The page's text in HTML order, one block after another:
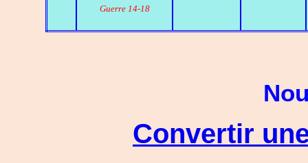
Guerre 14-18
Convertir